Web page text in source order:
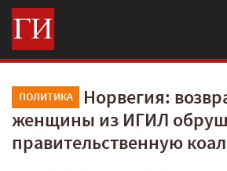
ПОЛИТИКА
Норвегия:
женщины из ИГИЛ
правительственную